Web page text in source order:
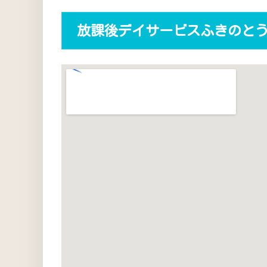
放課後デイサービスふきのと